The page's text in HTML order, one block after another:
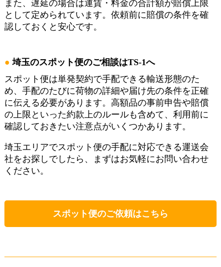
また、遅延の場合は運賃・料金の合計額が賠償上限
として定められています。依頼前に賠償の条件を確
認しておくと安心です。
埼玉のスポット便のご相談はTS-1へ
スポット便は単発契約で手配できる輸送形態のた
め、手配のたびに荷物の詳細や届け先の条件を正確
に伝える必要があります。高額品の事前申告や賠償
の上限といった約款上のルールも含めて、利用前に
確認しておきたい注意点がいくつかあります。
埼玉エリアでスポット便の手配に対応できる運送会
社をお探しでしたら、まずはお気軽にお問い合わせ
ください。
スポット便のご依頼はこちら